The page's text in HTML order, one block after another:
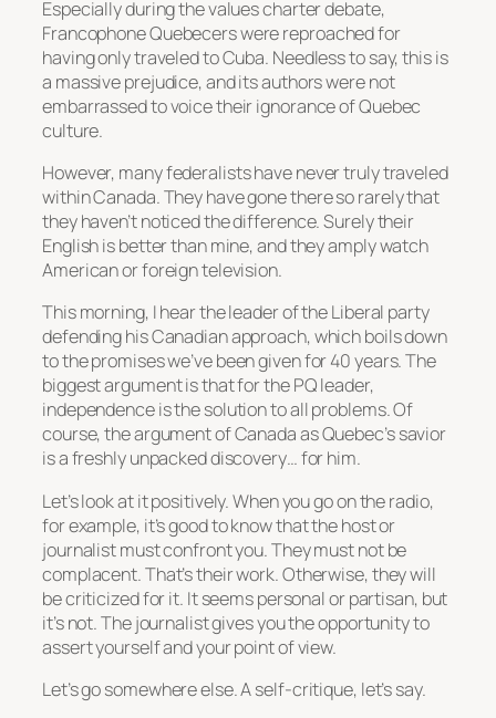
Especially during the values charter debate,
Francophone Quebecers were reproached for
having only traveled to Cuba. Needless to say, this is
a massive prejudice, and its authors were not
embarrassed to voice their ignorance of Quebec
culture.
However, many federalists have never truly traveled
within Canada. They have gone there so rarely that
they haven’t noticed the difference. Surely their
English is better than mine, and they amply watch
American or foreign television.
This morning, I hear the leader of the Liberal party
defending his Canadian approach, which boils down
to the promises we’ve been given for 40 years. The
biggest argument is that for the PQ leader,
independence is the solution to all problems. Of
course, the argument of Canada as Quebec’s savior
is a freshly unpacked discovery… for him.
Let’s look at it positively. When you go on the radio,
for example, it’s good to know that the host or
journalist must confront you. They must not be
complacent. That’s their work. Otherwise, they will
be criticized for it. It seems personal or partisan, but
it’s not. The journalist gives you the opportunity to
assert yourself and your point of view.
Let’s go somewhere else. A self-critique, let’s say.